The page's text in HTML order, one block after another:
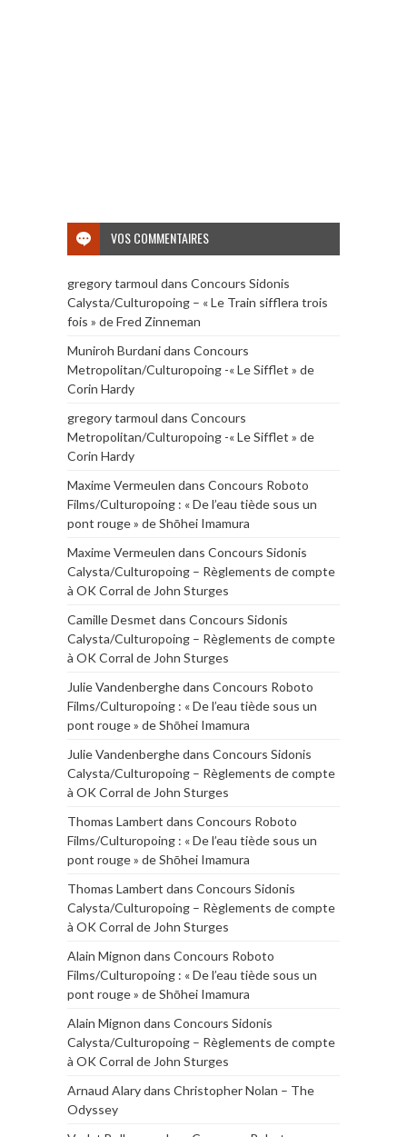
VOS COMMENTAIRES
gregory tarmoul dans Concours Sidonis
Calysta/Culturopoing – « Le Train sifflera trois
fois » de Fred Zinneman
Muniroh Burdanidans Concours
Metropolitan/Culturopoing -« Le Sifflet » de
Corin Hardy
gregory tarmoul dans Concours
Metropolitan/Culturopoing -« Le Sifflet » de
Corin Hardy
Maxime Vermeulen dans Concours Roboto
Films/Culturopoing : « De l’eau tiède sous un
pont rouge » de Shōhei Imamura
Maxime Vermeulen dans Concours Sidonis
Calysta/Culturopoing – Règlements de compte
à OK Corral de John Sturges
Camille Desmet dans Concours Sidonis
Calysta/Culturopoing – Règlements de compte
à OK Corral de John Sturges
Julie Vandenberghedans Concours Roboto
Films/Culturopoing : « De l’eau tiède sous un
pont rouge » de Shōhei Imamura
Julie Vandenberghedans Concours Sidonis
Calysta/Culturopoing – Règlements de compte
à OK Corral de John Sturges
Thomas Lambert dans Concours Roboto
Films/Culturopoing : « De l’eau tiède sous un
pont rouge » de Shōhei Imamura
Thomas Lambert dans Concours Sidonis
Calysta/Culturopoing – Règlements de compte
à OK Corral de John Sturges
Alain Mignon dans Concours Roboto
Films/Culturopoing : « De l’eau tiède sous un
pont rouge » de Shōhei Imamura
Alain Mignon dans Concours Sidonis
Calysta/Culturopoing – Règlements de compte
à OK Corral de John Sturges
Arnaud Alarydans Christopher Nolan – The
Odyssey